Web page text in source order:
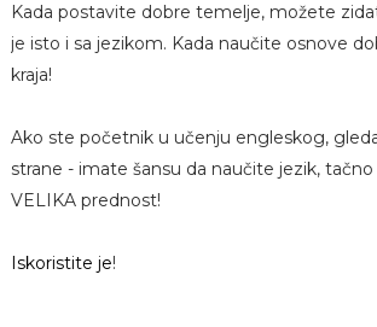
Kada postavite dobre temelje, možete
je isto i sa jezikom. Kada naučite osnove
kraja!
Ako ste početnik u učenju engleskog,
strane - imate šansu da naučite jezik, tačno
VELIKA prednost!
Iskoristite je!